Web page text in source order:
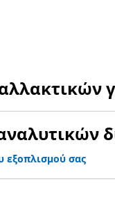
εξοπλισμού σας